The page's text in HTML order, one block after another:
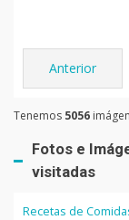
Anterior
Tenemos 5056
Fotos e
visitadas
Recetas de